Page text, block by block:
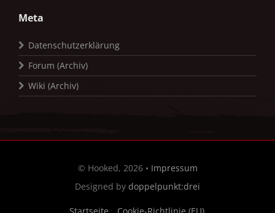
Meta
Datenschutzerklärung
Forum (Archiv)
Wiki (Archiv)
© Hooked, 2026 • Impressum
Designed by doppelpunkt:drei